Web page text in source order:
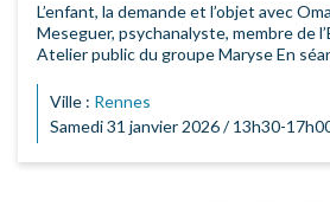
L’enfant, la demande et l’objet avec
Meseguer, psychanalyste, membre de
Atelier public du groupe Maryse En
Ville : Rennes
Samedi 31 janvier 2026 / 13h30-